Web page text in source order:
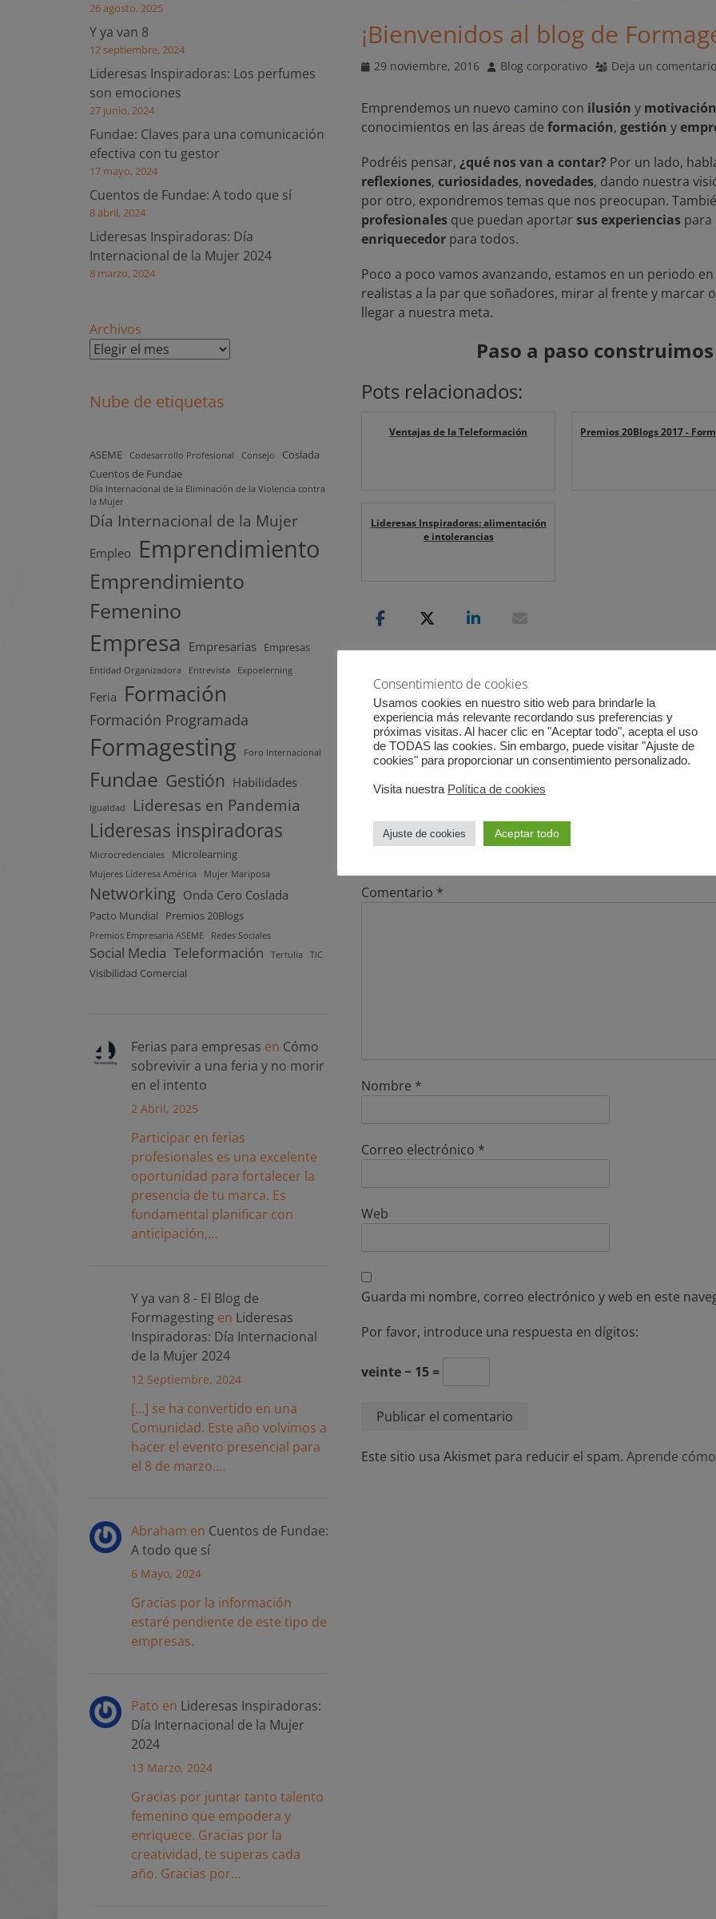
¡Bienvenidos al blog de
Publicado
29 noviembre, 2016 AutorBlog corporativo Deja un comentario
Emprendemos un nuevo camino con ilusión y motivación
conocimientos en las áreas de formación, gestión y
Podréis pensar, ¿qué nos van a contar? Por un lado,
reflexiones, curiosidades, novedades, dando nuestra
por otro, expondremos temas que nos preocupan.
profesionales que puedan aportar sus experiencias para
enriquecedor para todos.
Poco a poco vamos avanzando, estamos en un periodo
realistas a la par que soñadores, mirar al frente y marcar
llegar a nuestra meta.
Paso a paso
Pots relacionados:
Ventajas de la Teleformación Premios 20Blogs 2017 -
Lideresas Inspiradoras: alimentación
e intolerancias
Categorias
GLOBAL Etiquetas
Formación,Formagesting
Navegación
de
entradas
Deja una respuesta
Comentario *
Nombre *
Correo electrónico *
Web
Guarda mi nombre, correo electrónico y web en este
Por favor, introduce una respuesta en dígitos:
veinte − 15 =
Este sitio usa Akismet para reducir el spam. Aprende
26 agosto, 2025
Y ya van 8
12 septiembre, 2024
Lideresas Inspiradoras: Los perfumes
son emociones
27 junio, 2024
Fundae: Claves para una comunicación
efectiva con tu gestor
17 mayo, 2024
Cuentos de Fundae: A todo que sí
8 abril, 2024
Lideresas Inspiradoras: Día
Internacional de la Mujer 2024
8 marzo, 2024
Archivos
Nube de etiquetas
ASEME Codesarrollo Profesional Consejo
Coslada
Cuentos de Fundae
Día Internacional de la Eliminación de la Violencia contra
la Mujer
Día Internacional de la Mujer
Empleo Emprendimiento
Emprendimiento
Femenino
Empresa Empresarias Empresas
Entidad Organizadora Entrevista Expoelerning
Feria Formación
Formación Programada
Formagesting Foro Internacional
Fundae Gestión Habilidades
Igualdad Lideresas en Pandemia
Lideresas inspiradoras
Microcredenciales Microlearning
Mujeres Líderesa América Mujer Mariposa
Networking Onda Cero Coslada
Pacto Mundial Premios 20Blogs
Premios Empresaria ASEME Redes Sociales
Social Media Teleformación Tertulia TIC
Visibilidad Comercial
Ferias para empresas en Cómo
sobrevivir a una feria y no morir
en el intento
2 Abril, 2025
Participar en ferias
profesionales es una excelente
oportunidad para fortalecer la
presencia de tu marca. Es
fundamental planificar con
anticipación,…
Y ya van 8 - El Blog de
Formagesting en Lideresas
Inspiradoras: Día Internacional
de la Mujer 2024
12 Septiembre, 2024
[…] se ha convertido en una
Comunidad. Este año volvimos a
hacer el evento presencial para
el 8 de marzo.…
Abraham en Cuentos de Fundae:
A todo que sí
6 Mayo, 2024
Gracias por la información
estaré pendiente de este tipo de
empresas.
Pato en Lideresas Inspiradoras:
Día Internacional de la Mujer
2024
13 Marzo, 2024
Gracias por juntar tanto talento
femenino que empodera y
enriquece. Gracias por la
creatividad, te superas cada
año. Gracias por…
Consentimiento de cookies
Usamos cookies en nuestro sitio web para brindarle la
experiencia más relevante recordando sus preferencias y
próximas visitas. Al hacer clic en "Aceptar todo", acepta el uso
de TODAS las cookies. Sin embargo, puede visitar "Ajuste de
cookies" para proporcionar un consentimiento personalizado.
Visita nuestra Política de cookies
Ajuste de cookies Aceptar todo